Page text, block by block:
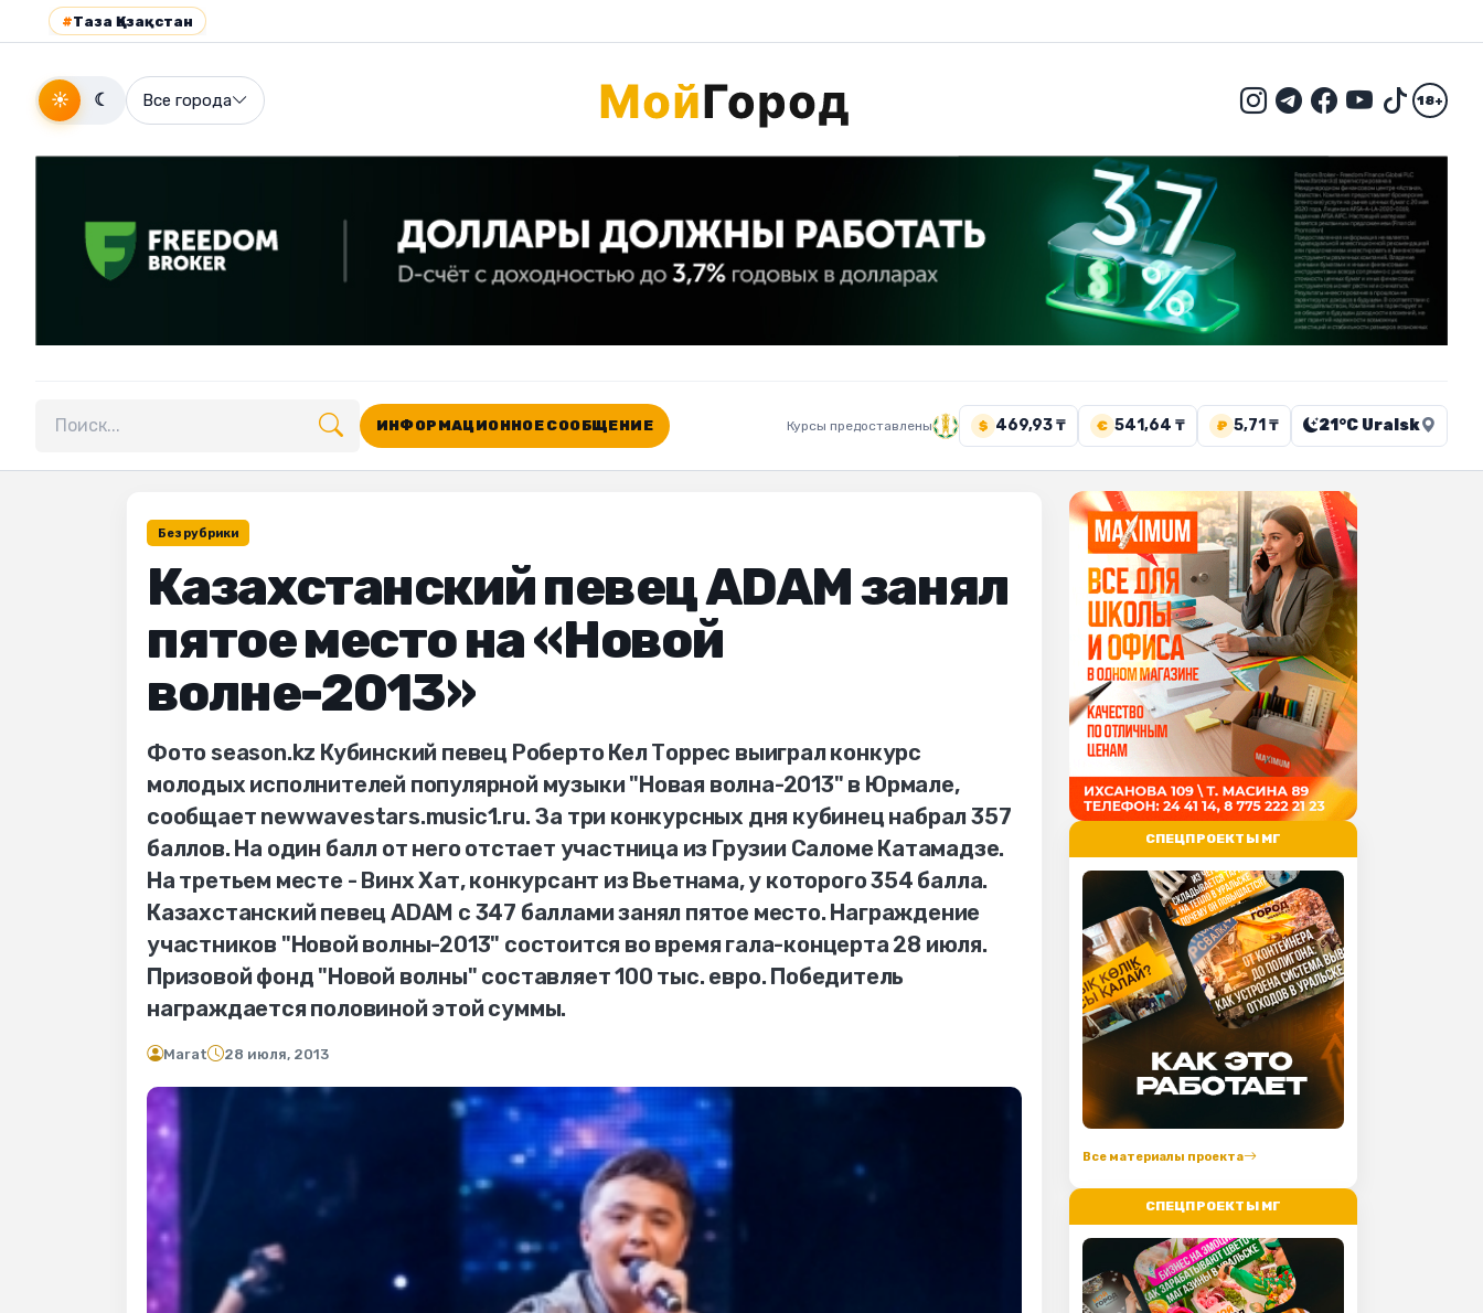
#Таза Қазақстан
☀ ☾ Все города 18+
Поиск по сайту
ИНФОРМАЦИОННОЕ СООБЩЕНИЕ Курсы предоставлены $ 469,93 ₸ € 541,64 ₸ ₽ 5,71 ₸ 21°C Uralsk
Без рубрики
Казахстанский певец ADAM занял
пятое место на «Новой
волне-2013»
Фото season.kz Кубинский певец Роберто Кел Торрес выиграл конкурс
молодых исполнителей популярной музыки "Новая волна-2013" в Юрмале,
сообщает newwavestars.music1.ru. За три конкурсных дня кубинец набрал 357
баллов. На один балл от него отстает участница из Грузии Саломе Катамадзе.
На третьем месте - Винх Хат, конкурсант из Вьетнама, у которого 354 балла.
Казахстанский певец ADAM с 347 баллами занял пятое место. Награждение
участников "Новой волны-2013" состоится во время гала-концерта 28 июля.
Призовой фонд "Новой волны" составляет 100 тыс. евро. Победитель
награждается половиной этой суммы.
Marat 28 июля, 2013
СПЕЦПРОЕКТЫ МГ
Все материалы проекта
СПЕЦПРОЕКТЫ МГ